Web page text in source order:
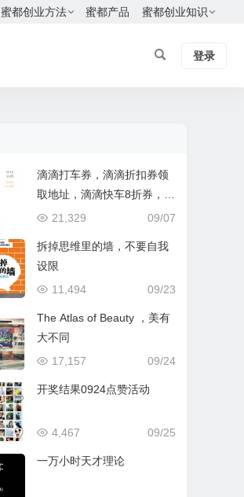
蜜都创业方法 蜜都产品 蜜都创业知识
登录
滴滴打车券，滴滴折扣券领
取地址，滴滴快车8折券，快
捷酒店5-8折券，酒店金卡
09/07
21,329
拆掉思维里的墙，不要自我
设限
09/23
11,494
The Atlas of Beauty ，美有
大不同
09/24
17,157
开奖结果0924点赞活动
09/25
4,467
一万小时天才理论